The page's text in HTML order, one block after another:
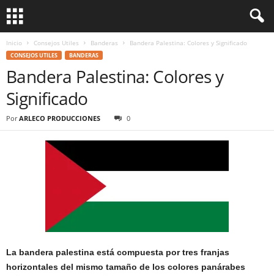
Inicio Consejos Utiles Banderas Bandera Palestina: Colores y Significado
CONSEJOS UTILES BANDERAS
Bandera Palestina: Colores y
Significado
Por ARLECO PRODUCCIONES 0
La bandera palestina está compuesta por tres franjas
horizontales del mismo tamaño de los colores panárabes